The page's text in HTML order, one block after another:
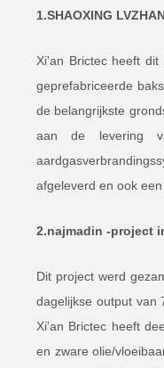
1.SHAOXING
Xi'an Brictec heeft
geprefabriceerde
de belangrijkste
aan de levering
afgeleverd en ook
2.najmadin -project
Dit project werd
dagelijkse output van
Xi'an Brictec heeft
en zware olie/